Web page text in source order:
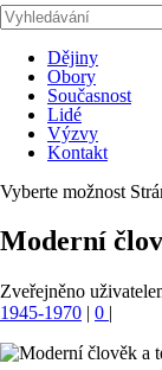
Dějiny
Obory
Současnost
Lidé
Výzvy
Kontakt
Vyberte možnost
Moderní
Zveřejněno
1945-1970 | 0 |